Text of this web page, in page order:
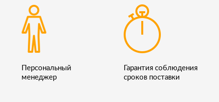
Персональный
менеджер
Гарантия соблюдения
сроков поставки